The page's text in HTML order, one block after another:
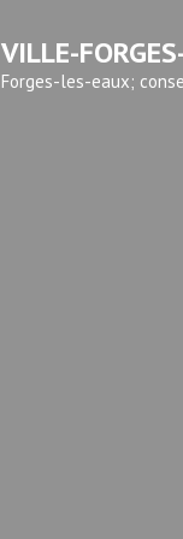
VILLE-
Forges-les-eaux;